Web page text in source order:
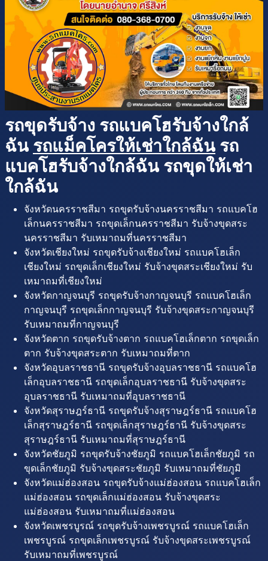
รถขุดรับจ้าง รถแบคโฮรับจ้างใกล้
ฉัน รถแม็คโครให้เช่าใกล้ฉัน รถ
แบคโฮรับจ้างใกล้ฉัน รถขุดให้เช่า
ใกล้ฉัน
จังหวัดนครราชสีมา รถขุดรับจ้างนครราชสีมา รถแบคโฮ
เล็กนครราชสีมา รถขุดเล็กนครราชสีมา รับจ้างขุดสระ
นครราชสีมา รับเหมาถมที่นครราชสีมา
จังหวัดเชียงใหม่ รถขุดรับจ้างเชียงใหม่ รถแบคโฮเล็ก
เชียงใหม่ รถขุดเล็กเชียงใหม่ รับจ้างขุดสระเชียงใหม่ รับ
เหมาถมที่เชียงใหม่
จังหวัดกาญจนบุรี รถขุดรับจ้างกาญจนบุรี รถแบคโฮเล็ก
กาญจนบุรี รถขุดเล็กกาญจนบุรี รับจ้างขุดสระกาญจนบุรี
รับเหมาถมที่กาญจนบุรี
จังหวัดตาก รถขุดรับจ้างตาก รถแบคโฮเล็กตาก รถขุดเล็ก
ตาก รับจ้างขุดสระตาก รับเหมาถมที่ตาก
จังหวัดอุบลราชธานี รถขุดรับจ้างอุบลราชธานี รถแบคโฮ
เล็กอุบลราชธานี รถขุดเล็กอุบลราชธานี รับจ้างขุดสระ
อุบลราชธานี รับเหมาถมที่อุบลราชธานี
จังหวัดสุราษฎร์ธานี รถขุดรับจ้างสุราษฎร์ธานี รถแบคโฮ
เล็กสุราษฎร์ธานี รถขุดเล็กสุราษฎร์ธานี รับจ้างขุดสระ
สุราษฎร์ธานี รับเหมาถมที่สุราษฎร์ธานี
จังหวัดชัยภูมิ รถขุดรับจ้างชัยภูมิ รถแบคโฮเล็กชัยภูมิ รถ
ขุดเล็กชัยภูมิ รับจ้างขุดสระชัยภูมิ รับเหมาถมที่ชัยภูมิ
จังหวัดแม่ฮ่องสอน รถขุดรับจ้างแม่ฮ่องสอน รถแบคโฮเล็ก
แม่ฮ่องสอน รถขุดเล็กแม่ฮ่องสอน รับจ้างขุดสระ
แม่ฮ่องสอน รับเหมาถมที่แม่ฮ่องสอน
จังหวัดเพชรบูรณ์ รถขุดรับจ้างเพชรบูรณ์ รถแบคโฮเล็ก
เพชรบูรณ์ รถขุดเล็กเพชรบูรณ์ รับจ้างขุดสระเพชรบูรณ์
รับเหมาถมที่เพชรบูรณ์